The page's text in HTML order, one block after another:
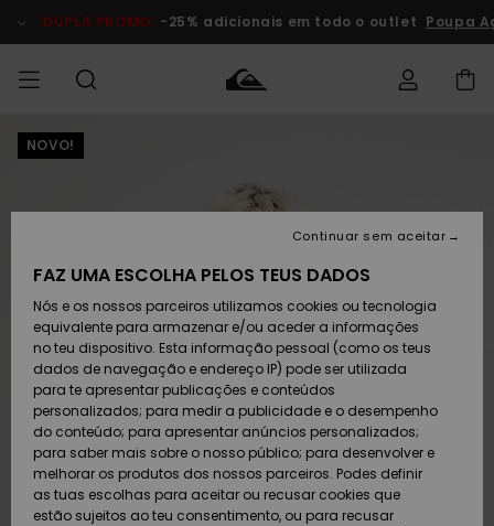
do
DUPLA PROMO -25% adicionais em todo o outlet Poupa
HOMEM
Calçado e
chinelos
Surfe/água
Snow
MENINO
Calçado e
chinelos
Surfe/água
Neve
MULHER
chegados
Highlights
Snow
SURF
Crianças
Highlights
Community
SNOW
Homem
Artigos
Criança
Snow Shop
Feminino
Highlights
DUPLA
PROMO
Criança
Outlet
Mulher
Devoluções
Pagamento
Cartão
presente
Quiksilver
Freedom
NOVO!
FAZ UMA ESCOLHA PELOS TEUS DADOS
Nós e os nossos parceiros utilizamos cookies ou tecnologia
equivalente para armazenar e/ou aceder a informações
no teu dispositivo. Esta informação pessoal (como os teus
dados de navegação e endereço IP) pode ser utilizada
para te apresentar publicações e conteúdos
personalizados; para medir a publicidade e o desempenho
do conteúdo; para apresentar anúncios personalizados;
para saber mais sobre o nosso público; para desenvolver e
melhorar os produtos dos nossos parceiros. Podes definir
as tuas escolhas para aceitar ou recusar cookies que
estão sujeitos ao teu consentimento, ou para recusar
Continuar sem aceitar